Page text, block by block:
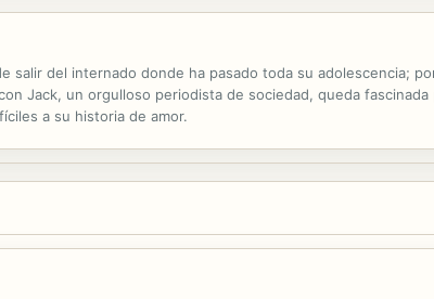
salir del internado donde ha pasado toda su adolescencia;
Jack, un orgulloso periodista de sociedad, queda
a su historia de amor.